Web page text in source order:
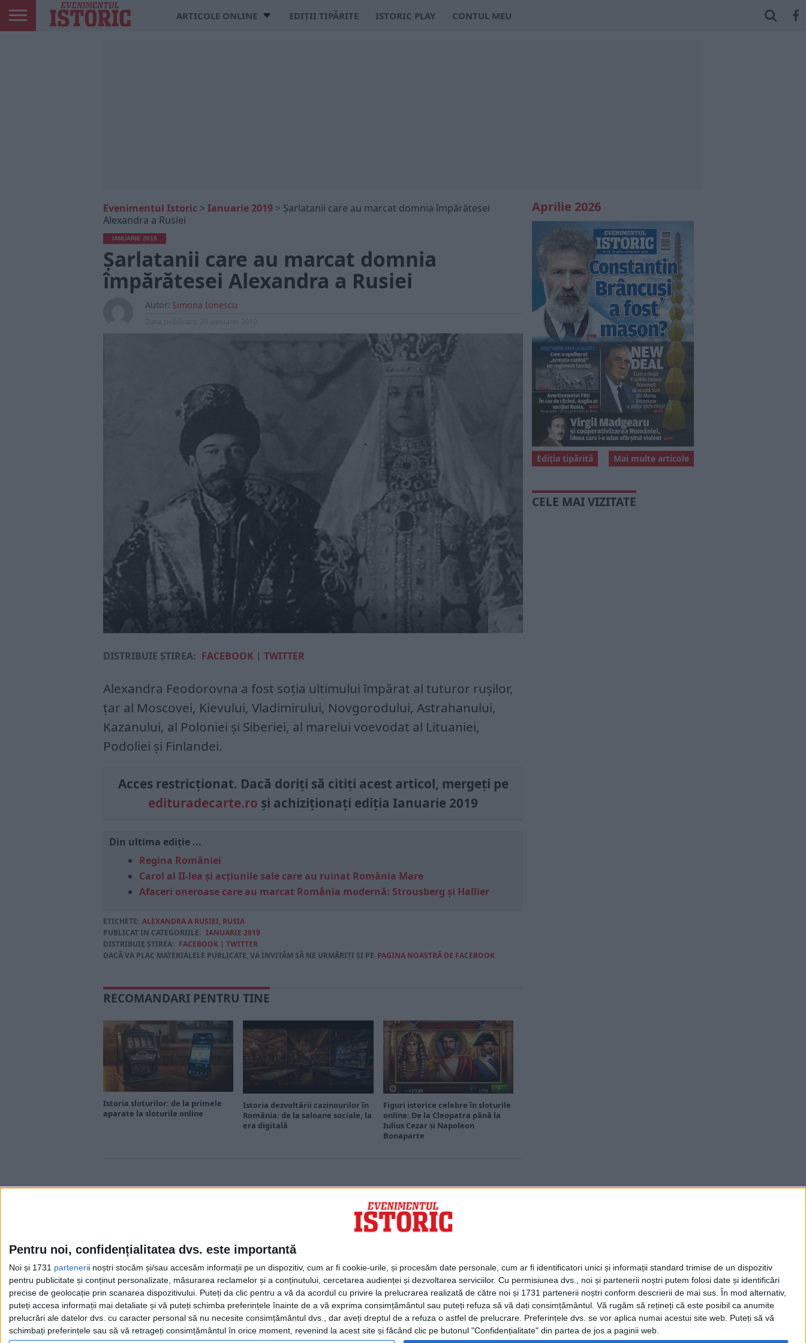
Pentru noi, confidențialitatea dvs. este importantă
Noi și 1731 partenerii noștri stocăm și/sau accesăm informații pe un dispozitiv, cum ar fi cookie-urile, și procesăm date personale, cum ar fi identificatori unici și informații standard trimise de un dispozitiv
pentru publicitate și conținut personalizate, măsurarea reclamelor și a conținutului, cercetarea audienței și dezvoltarea serviciilor. Cu permisiunea dvs., noi și partenerii noștri putem folosi date și identificări
precise de geolocație prin scanarea dispozitivului. Puteți da clic pentru a vă da acordul cu privire la prelucrarea realizată de către noi și 1731 partenerii noștri conform descrierii de mai sus. În mod alternativ,
puteți accesa informații mai detaliate și vă puteți schimba preferințele înainte de a vă exprima consimțământul sau puteți refuza să vă dați consimțământul. Vă rugăm să rețineți că este posibil ca anumite
prelucrări ale datelor dvs. cu caracter personal să nu necesite consimțământul dvs., dar aveți dreptul de a refuza o astfel de prelucrare. Preferințele dvs. se vor aplica numai acestui site web. Puteți să vă
schimbați preferințele sau să vă retrageți consimțământul în orice moment, revenind la acest site și făcând clic pe butonul "Confidențialitate" din partea de jos a paginii web.
ARTICOLE ONLINE EDIȚII TIPĂRITE ISTORIC PLAY CONTUL MEU
Evenimentul Istoric > Ianuarie 2019 > Șarlatanii care au marcat domnia împărătesei
Alexandra a Rusiei
IANUARIE 2019
Șarlatanii care au marcat domnia
împărătesei Alexandra a Rusiei
Autor: Simona Ionescu
DISTRIBUIE ȘTIREA: FACEBOOK | TWITTER
Alexandra Feodorovna a fost soția ultimului împărat al tuturor rușilor,
țar al Moscovei, Kievului, Vladimirului, Novgorodului, Astrahanului,
Kazanului, al Poloniei și Siberiei, al marelui voevodat al Lituaniei,
Podoliei și Finlandei.
Acces restricționat. Dacă doriți să citiți acest articol, mergeți pe
edituradecarte.ro și achiziționați ediția Ianuarie 2019
Din ultima ediție ...
Regina României
Carol al II-lea și acțiunile sale care au ruinat România Mare
Afaceri oneroase care au marcat România modernă: Strousberg și Hallier
ETICHETE: ALEXANDRA A RUSIEI, RUSIA
PUBLICAT IN CATEGORIILE: IANUARIE 2019
DISTRIBUIE ȘTIREA: FACEBOOK | TWITTER
DACĂ VA PLAC MATERIALELE PUBLICATE, VA INVITĂM SĂ NE URMĂRIȚI ȘI PE PAGINA NOASTRĂ DE FACEBOOK
RECOMANDARI PENTRU TINE
Istoria sloturilor: de la primele
aparate la sloturile online
Istoria dezvoltării cazinourilor în
România: de la saloane sociale, la
era digitală
Figuri istorice celebre în sloturile
online: De la Cleopatra până la
Iulius Cezar și Napoleon
Bonaparte
Aprilie 2026
Mai multe articole
Ediția tipărită
CELE MAI VIZITATE
Cea mai mare revistă de istorie din Europa!.
Media KIT
Evenimentul Zilei
Doctorul Zilei
Infofinanciar
Infoactual
Editura de carte
EVZ Comunicate
Capital Comunicate
Animal Zoo
Capital Comunicate